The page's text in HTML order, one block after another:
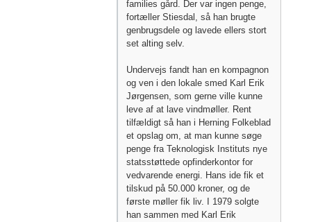
families gård. Der var ingen penge,
fortæller Stiesdal, så han brugte
genbrugsdele og lavede ellers stort
set alting selv.
Undervejs fandt han en kompagnon
og ven i den lokale smed Karl Erik
Jørgensen, som gerne ville kunne
leve af at lave vindmøller. Rent
tilfældigt så han i Herning Folkeblad
et opslag om, at man kunne søge
penge fra Teknologisk Instituts nye
statsstøttede opfinderkontor for
vedvarende energi. Hans ide fik et
tilskud på 50.000 kroner, og de
første møller fik liv. I 1979 solgte
han sammen med Karl Erik